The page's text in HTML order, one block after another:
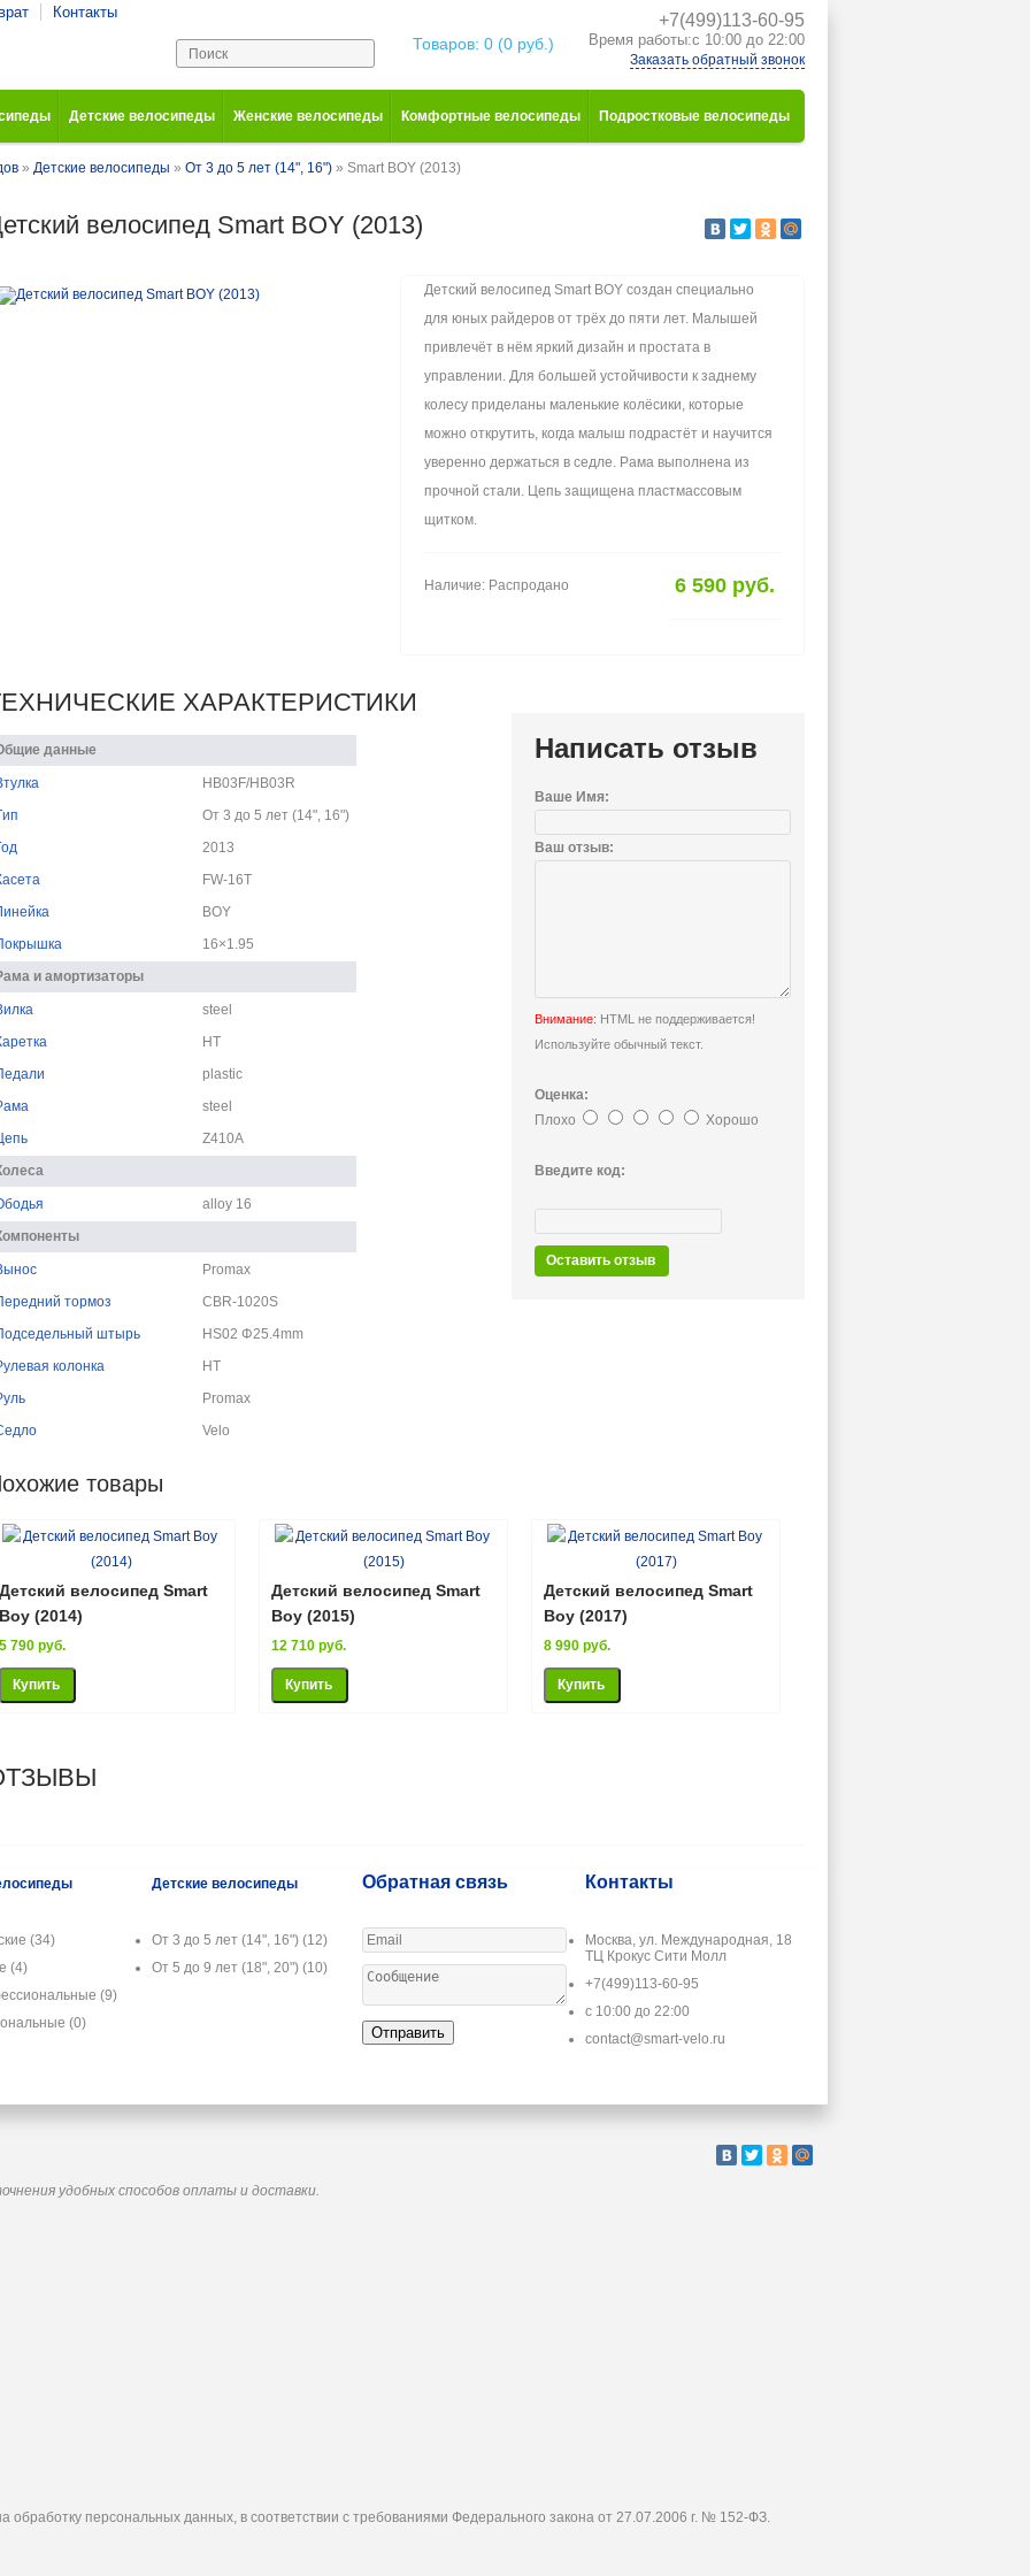
Контакты
Товаров: 0 (0 руб.)
+7(499)113-60-95
Время работы:с 10:00 до 22:00
Заказать обратный звонок
Детские велосипеды Женские велосипеды Комфортные велосипеды Подростковые велосипеды
» Детские велосипеды » От 3 до 5 лет (14", 16") » Smart BOY (2013)
велосипед Smart BOY (2013)
Детский велосипед Smart BOY создан специально
для юных райдеров от трёх до пяти лет. Малышей
привлечёт в нём яркий дизайн и простата в
управлении. Для большей устойчивости к заднему
колесу приделаны маленькие колёсики, которые
можно открутить, когда малыш подрастёт и научится
уверенно держаться в седле. Рама выполнена из
прочной стали. Цепь защищена пластмассовым
щитком.
Наличие: Распродано 6 590 руб.
ХАРАКТЕРИСТИКИ
данные
HB03F/HB03R
От 3 до 5 лет (14", 16")
2013
FW-16T
BOY
16×1.95
и амортизаторы
steel
HT
plastic
steel
Z410A
alloy 16
Promax
тормоз
CBR-1020S
штырь
HS02 Φ25.4mm
колонка
HT
Promax
Velo
Написать отзыв
Ваше Имя:
Ваш отзыв:
Внимание: HTML не поддерживается!
Используйте обычный текст.
Оценка:
Плохо
Хорошо
Введите код:
Оставить отзыв
товары
Детский велосипед Smart
Boy (2014)
5 790 руб.
Детский велосипед Smart
Boy (2015)
12 710 руб.
Детский велосипед Smart
Boy (2017)
8 990 руб.
(34)
(4)
(9)
(0)
Детские велосипеды
От 3 до 5 лет (14", 16") (12)
От 5 до 9 лет (18", 20") (10)
Обратная связь
Отправить
Контакты
Москва, ул. Международная, 18
ТЦ Крокус Сити Молл
+7(499)113-60-95
с 10:00 до 22:00
contact@smart-velo.ru
удобных способов оплаты и доставки.
обработку персональных данных, в соответствии с требованиями Федерального закона от 27.07.2006 г. № 152-ФЗ.